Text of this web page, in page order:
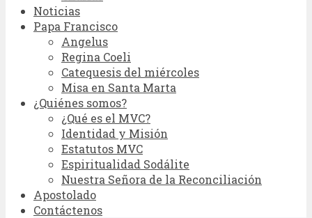
Noticias
Papa Francisco
Angelus
Regina Coeli
Catequesis del miércoles
Misa en Santa Marta
¿Quiénes somos?
¿Qué es el MVC?
Identidad y Misión
Estatutos MVC
Espiritualidad Sodálite
Nuestra Señora de la Reconciliación
Apostolado
Contáctenos